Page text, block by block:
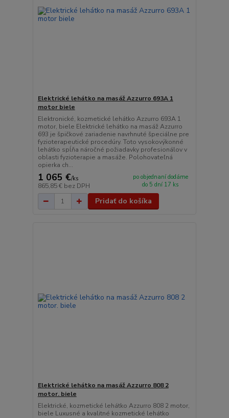
Elektrické lehátko na masáž Azzurro 693A 1
motor biele
Elektronické, kozmetické lehátko Azzurro 693A 1
motor, biele Elektrické lehátko na masáž Azzurro
693 je špičkové zariadenie navrhnuté špeciálne pre
fyzioterapeutické procedúry. Toto vysokovýkonné
lehátko spĺňa náročné požiadavky profesionálov v
oblasti fyzioterapie a masáže. Polohovateľná
opierka ch...
1 065 €/ks
865,85 € bez DPH
po objednaní dodáme
do 5 dní 17 ks
Pridať do košíka
Elektrické lehátko na masáž Azzurro 808 2
motor. biele
Elektrické, kozmetické lehátko Azzurro 808 2 motor,
biele Luxusné a kvalitné kozmetické lehátko